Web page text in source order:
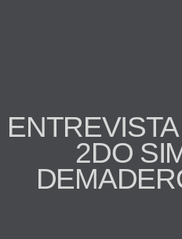
2DO